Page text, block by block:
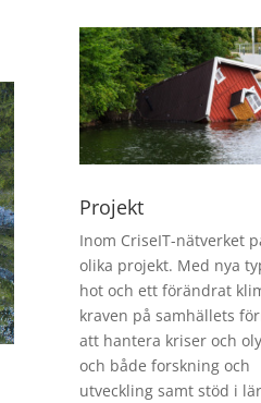
Projekt
Inom CriseIT-nätverket
olika projekt. Med nya
hot och ett förändrat
kraven på samhällets
att hantera kriser och
och både forskning och
utveckling samt stöd i